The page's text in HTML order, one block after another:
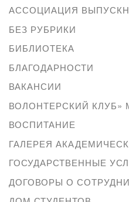
АССОЦИАЦИЯ
БЕЗ РУБРИКИ
БИБЛИОТЕКА
БЛАГОДАРНОСТИ
ВАКАНСИИ
ВОЛОНТЕРСКИЙ КЛУБ»
ВОСПИТАНИЕ
ГАЛЕРЕЯ
ГОСУДАРСТВЕННЫЕ
ДОГОВОРЫ О